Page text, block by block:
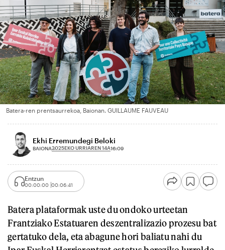
Batera-ren prentsaurrekoa, Baionan. GUILLAUME FAUVEAU
Ekhi Erremundegi Beloki
BAIONA2025EKO URRIAREN 14A16:09
Entzun
00:00:00 00:06:41
Batera plataformak uste du ondoko urteetan
Frantziako Estatuaren deszentralizazio prozesu bat
gertatuko dela, eta abagune hori baliatu nahi du